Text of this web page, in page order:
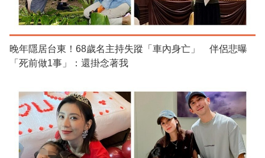
晚年隱居台東！68歲名主持失蹤「車內身亡」 伴侶悲曝
「死前做1事」：還掛念著我